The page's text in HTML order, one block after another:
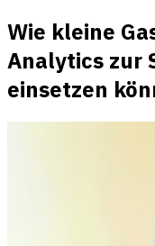
Wie kleine
Analytics zur
einsetzen